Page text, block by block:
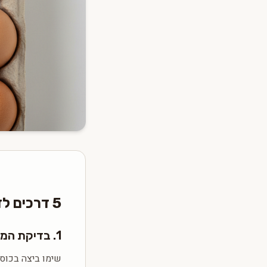
5 דרכים לזהות ביצים טריות
1. בדיקת המים (הכי אמינה!)
שימו ביצה